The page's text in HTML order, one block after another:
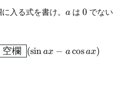
入る式を書け。 a
a は 0
0 でない
\int e^{x}\sin ax
空欄 (sinax − acosax)